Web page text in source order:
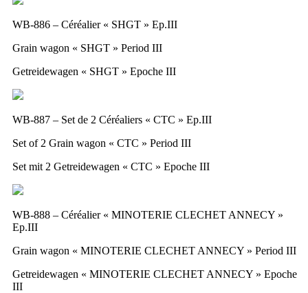
WB-886 – Céréalier « SHGT » Ep.III
Grain wagon « SHGT » Period III
Getreidewagen « SHGT » Epoche III
WB-887 – Set de 2 Céréaliers « CTC » Ep.III
Set of 2 Grain wagon « CTC » Period III
Set mit 2 Getreidewagen « CTC » Epoche III
WB-888 – Céréalier « MINOTERIE CLECHET ANNECY »
Ep.III
Grain wagon « MINOTERIE CLECHET ANNECY » Period III
Getreidewagen « MINOTERIE CLECHET ANNECY » Epoche
III